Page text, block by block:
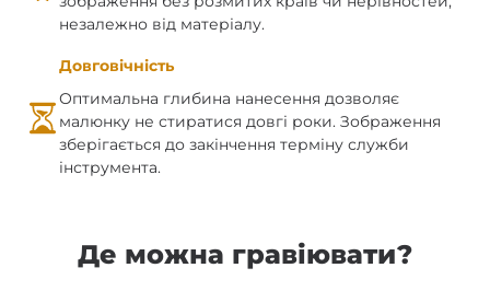
незалежно від матеріалу.
Довговічність
Оптимальна глибина нанесення дозволяє
малюнку не стиратися довгі роки. Зображення
зберігається до закінчення терміну служби
інструмента.
Де можна гравіювати?